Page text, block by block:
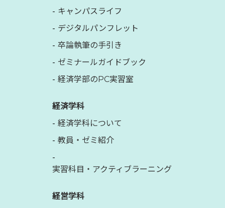
キャンパスライフ
デジタルパンフレット
卒論執筆の手引き
ゼミナールガイドブック
経済学部のPC実習室
経済学科
経済学科について
教員・ゼミ紹介
実習科目・アクティブラーニング
経営学科